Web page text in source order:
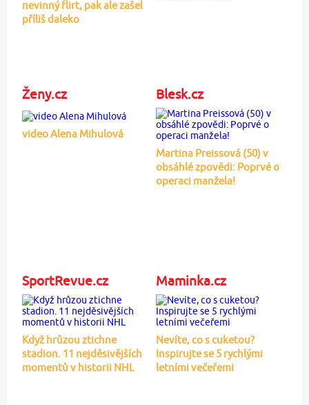
nevinný flirt, pak ale zašel
příliš daleko
Ženy.cz
video Alena Mihulová
Blesk.cz
Martina Preissová (50) v
obsáhlé zpovědi: Poprvé o
operaci manžela!
SportRevue.cz
Když hrůzou ztichne
stadion. 11 nejděsivějších
momentů v historii NHL
Maminka.cz
Nevíte, co s cuketou?
Inspirujte se 5 rychlými
letními večeřemi